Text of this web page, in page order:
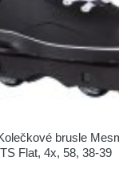
brusle
TS Flat, 4x, 58, 38-39